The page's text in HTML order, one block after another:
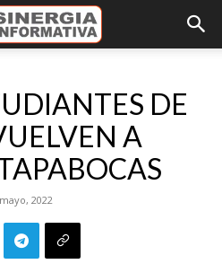
DE
A
2022